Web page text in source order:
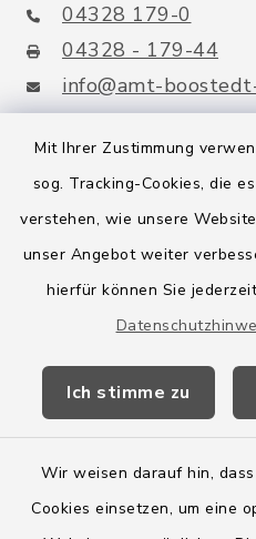
Mit Ihrer Zustimmung
sog. Tracking-Cookies, die
verstehen, wie unsere
unser Angebot weiter
hierfür können Sie
Ich stimme zu
Wir weisen darauf hin,
Cookies einsetzen, um eine
04328 179-0
04328 - 179-44
info@amt-
Quicklinks
Amt Boostedt-Rickling
Amtsbroschüre
Wege-Zweckverband